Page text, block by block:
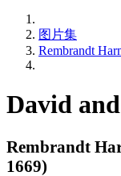
图片集
Rembrandt
David
Rembrandt
1669)